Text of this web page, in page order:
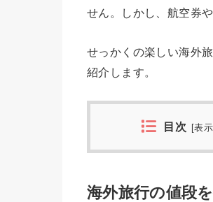
せん。しかし、航空券
せっかくの楽しい海外
紹介します。
目次 [表示
海外旅行の値段